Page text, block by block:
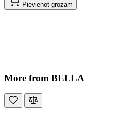
Pievienot grozam
More from BELLA